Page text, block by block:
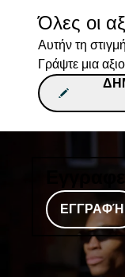
Όλες οι
Αυτήν τη
Γράψτε μια
ΕΓΓΡΑΦΉ